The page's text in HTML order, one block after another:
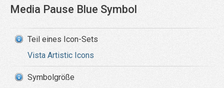
Media Pause Blue Symbol
Teil eines Icon-Sets
Vista Artistic Icons
Symbolgröße